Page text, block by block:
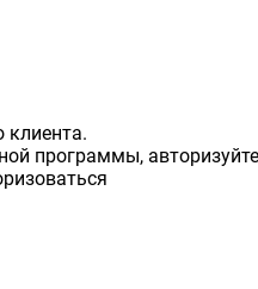
клиента.
программы,